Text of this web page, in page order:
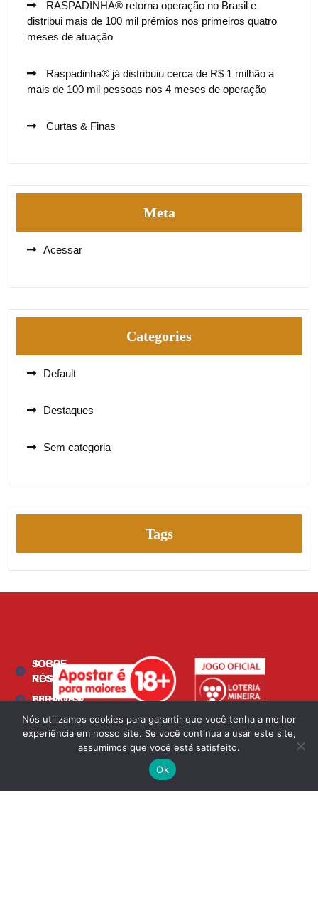
RASPADINHA® retorna operação no Brasil e
distribui mais de 100 mil prêmios nos primeiros quatro
meses de atuação
Raspadinha® já distribuiu cerca de R$ 1 milhão a
mais de 100 mil pessoas nos 4 meses de operação
Curtas & Finas
Meta
Acessar
Categories
Default
Destaques
Sem categoria
Tags
SOBRE
NÓS
BILHETES
FAQ
PORTAL DO
JOGO
RESPONSÁVEL
TERMOS &
CONDIÇÕES
POLÍTICA
Para receber o pagamento do prêmio, consulte o verso do
Bilhete
Nós utilizamos cookies para garantir que você tenha a melhor
experiência em nosso site. Se você continua a usar este site,
assumimos que você está satisfeito.
Ok